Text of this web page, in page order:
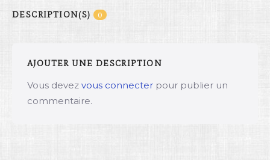
DESCRIPTION(S) 0
AJOUTER UNE DESCRIPTION
Vous devez vous connecter pour publier un
commentaire.